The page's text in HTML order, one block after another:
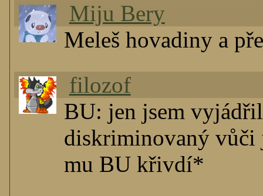
Miju Bery
Meleš hovadiny a
filozof
BU: jen jsem
diskriminovaný vůči
mu BU křivdí*